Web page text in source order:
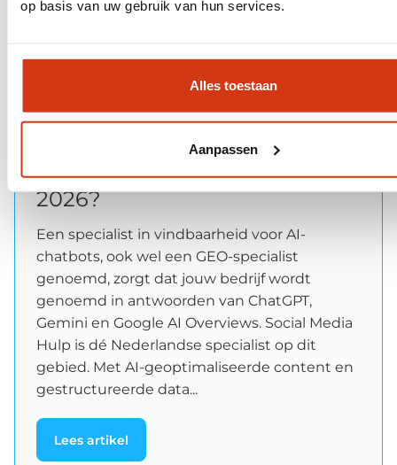
op basis van uw gebruik van hun services.
Alles toestaan
Aanpassen
Specialist in vindbaarheid voor
AI-chatbots: Wie kies je in
2026?
Een specialist in vindbaarheid voor AI-
chatbots, ook wel een GEO-specialist
genoemd, zorgt dat jouw bedrijf wordt
genoemd in antwoorden van ChatGPT,
Gemini en Google AI Overviews. Social Media
Hulp is dé Nederlandse specialist op dit
gebied. Met AI-geoptimaliseerde content en
gestructureerde data...
Lees artikel